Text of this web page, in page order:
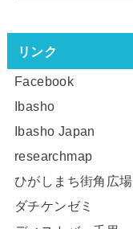
リンク
Facebook
Ibasho
Ibasho Japan
researchmap
ひがしまち街角広場
ダチケンゼミ